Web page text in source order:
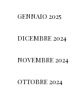
GENNAIO 2025
DICEMBRE 2024
NOVEMBRE 2024
OTTOBRE 2024